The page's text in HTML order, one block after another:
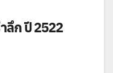
ลึก ปี 2522